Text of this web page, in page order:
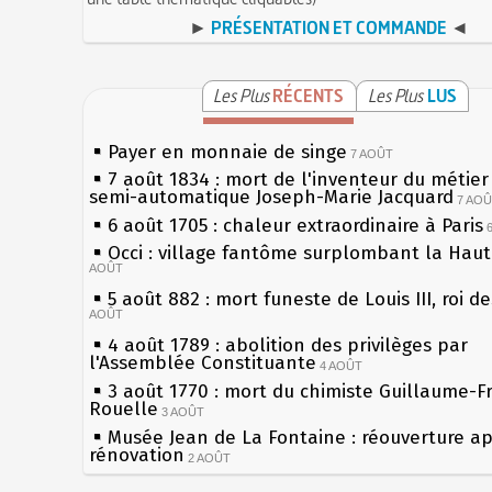
► PRÉSENTATION ET COMMANDE ◄
Les PlusRÉCENTS Les Plus LUS
Payer en monnaie de singe 7 AOÛT
7 août 1834 : mort de l'inventeur du
semi-automatique Joseph-Marie Jacquard 7
6 août 1705 : chaleur extraordinaire à Paris
Occi : village fantôme surplombant la
AOÛT
5 août 882 : mort funeste de Louis III, roi
AOÛT
4 août 1789 : abolition des privilèges par
l'Assemblée Constituante 4 AOÛT
3 août 1770 : mort du chimiste Guillaume-
Rouelle 3 AOÛT
Musée Jean de La Fontaine : réouverture
rénovation 2 AOÛT
2 août 1802 : Bonaparte est nommé